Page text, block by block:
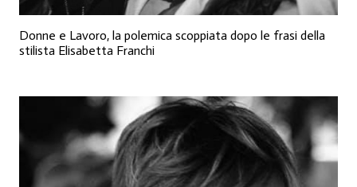
Donne e Lavoro, la polemica scoppiata dopo le frasi della
stilista Elisabetta Franchi